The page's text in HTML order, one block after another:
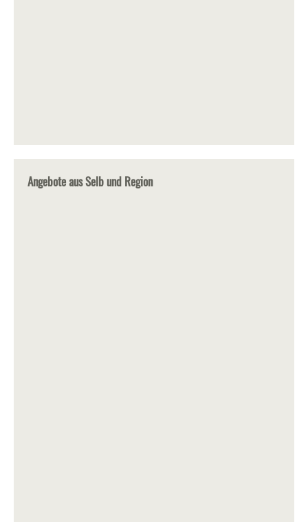
Angebote aus Selb und Region